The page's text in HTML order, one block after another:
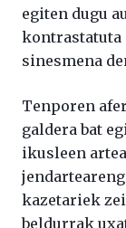
egiten dugu
kontrastatuta
sinesmena
Tenporen
galdera bat
ikusleen
kazetariek
beldurrak